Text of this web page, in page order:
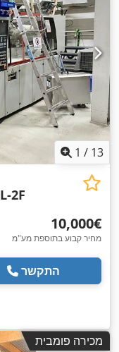
1 / 13
2F
‏10,000 ‏€
מחיר קבוע בתוספת מע"מ
התקשר
מכירה פומבית